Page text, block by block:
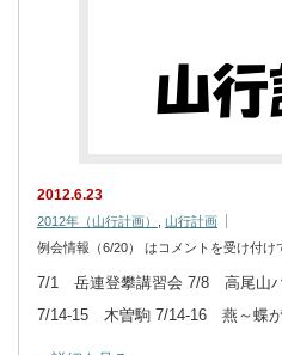
2012.6.23
2012年（山行計画）
山行計画
例会情報（6/20） は コメントを受け付け
7/1 岳連登攀講習会 7/8 高尾山
7/14-15 木曽駒 7/14-16 燕～蝶